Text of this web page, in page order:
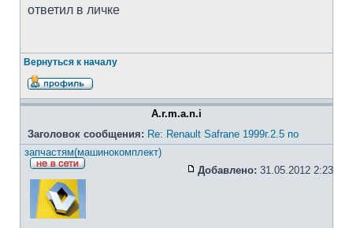
ответил в личке
Вернуться к началу
A.r.m.a.n.i
Заголовок сообщения: Re: Renault Safrane 1999г.2.5 по
запчастям(машинокомплект)
Добавлено: 31.05.2012 2:23